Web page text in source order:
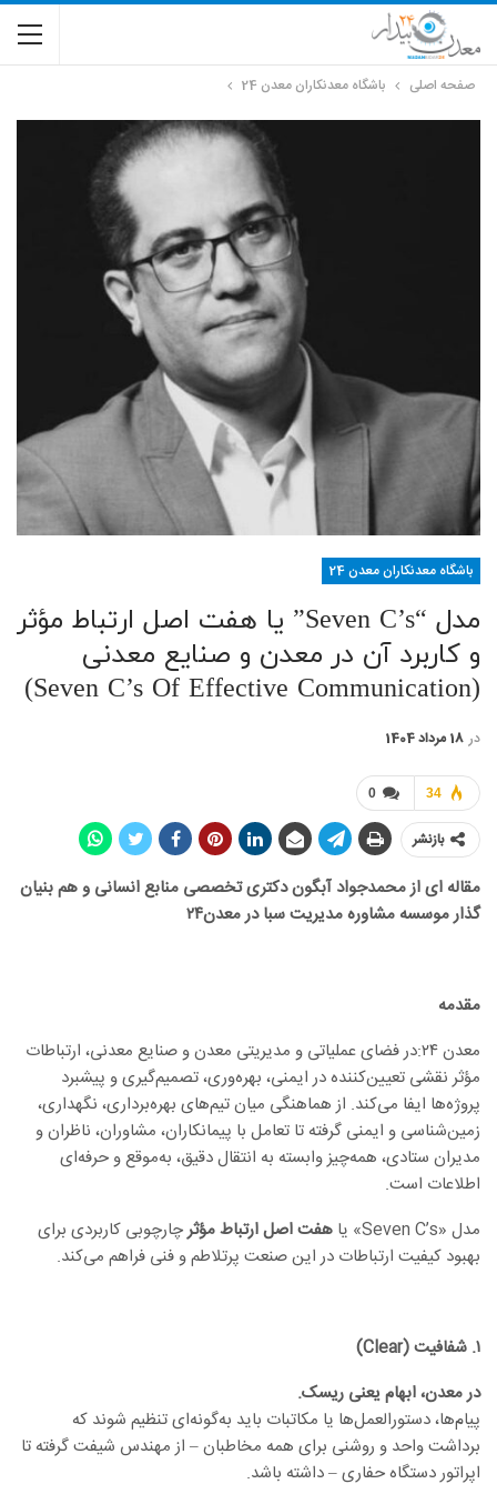
صفحه اصلی باشگاه معدنکاران معدن 24
باشگاه معدنکاران معدن 24
مدل “Seven C’s” یا هفت اصل ارتباط مؤثر
و کاربرد آن در معدن و صنایع معدنی
(Seven C’s Of Effective Communication)
در 18 مرداد 1404
0 34
بازنشر
مقاله ای از محمدجواد آبگون دکتری تخصصی منابع انسانی و هم بنیان
گذار موسسه مشاوره مدیریت سبا در معدن۲۴
مقدمه
معدن ۲۴:در فضای عملیاتی و مدیریتی معدن و صنایع معدنی، ارتباطات
مؤثر نقشی تعیین‌کننده در ایمنی، بهره‌وری، تصمیم‌گیری و پیشبرد
پروژه‌ها ایفا می‌کند. از هماهنگی میان تیم‌های بهره‌برداری، نگهداری،
زمین‌شناسی و ایمنی گرفته تا تعامل با پیمانکاران، مشاوران، ناظران و
مدیران ستادی، همه‌چیز وابسته به انتقال دقیق، به‌موقع و حرفه‌ای
اطلاعات است.
مدل «Seven C’s» یا
هفت اصل ارتباط مؤثرچارچوبی کاربردی برای
بهبود کیفیت ارتباطات در این صنعت پرتلاطم و فنی فراهم می‌کند.
۱. شفافیت(Clear)
در معدن، ابهام یعنی ریسک.
پیام‌ها، دستورالعمل‌ها یا مکاتبات باید به‌گونه‌ای تنظیم شوند که
برداشت واحد و روشنی برای همه مخاطبان – از مهندس شیفت گرفته تا
اپراتور دستگاه حفاری – داشته باشد.